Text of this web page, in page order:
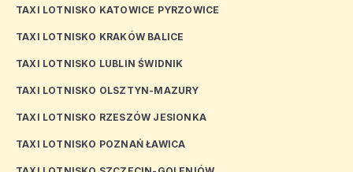
TAXI LOTNISKO KATOWICE PYRZOWICE
TAXI LOTNISKO KRAKÓW BALICE
TAXI LOTNISKO LUBLIN ŚWIDNIK
TAXI LOTNISKO OLSZTYN-MAZURY
TAXI LOTNISKO RZESZÓW JESIONKA
TAXI LOTNISKO POZNAŃ ŁAWICA